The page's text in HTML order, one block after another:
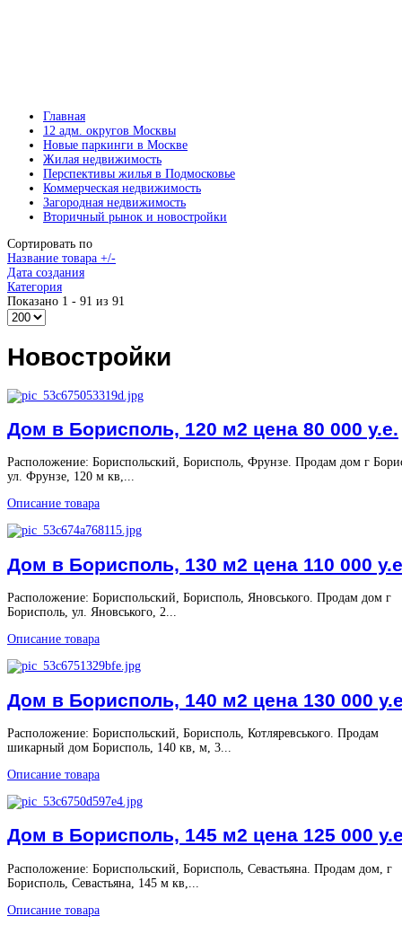
Главная
12 адм. округов Москвы
Новые паркинги в Москве
Жилая недвижимость
Перспективы жилья в Подмосковье
Коммерческая недвижимость
Загородная недвижимость
Вторичный рынок и новостройки
Сортировать по
Название товара +/-
Дата создания
Категория
Показано 1 - 91 из 91
Новостройки
Дом в Борисполь, 120 м2 цена 80 000 у.е.
Расположение: Бориспольский, Борисполь, Фрунзе. Продам дом г
ул. Фрунзе, 120 м кв,...
Описание товара
Дом в Борисполь, 130 м2 цена 110 000
Расположение: Бориспольский, Борисполь, Яновського. Продам дом г
Борисполь, ул. Яновського, 2...
Описание товара
Дом в Борисполь, 140 м2 цена 130 000
Расположение: Бориспольский, Борисполь, Котляревського. Продам
шикарный дом Борисполь, 140 кв, м, 3...
Описание товара
Дом в Борисполь, 145 м2 цена 125 000
Расположение: Бориспольский, Борисполь, Севастьяна. Продам дом, г
Борисполь, Севастьяна, 145 м кв,...
Описание товара